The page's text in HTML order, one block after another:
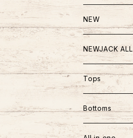
NEW
NEWJACK ALL
TOPS
PANTS
Tops
半袖
Bottoms